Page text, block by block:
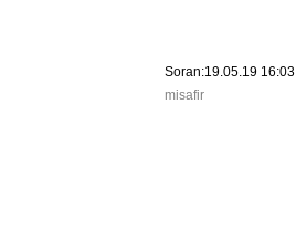
Soran:19.05.19 16:03
misafir